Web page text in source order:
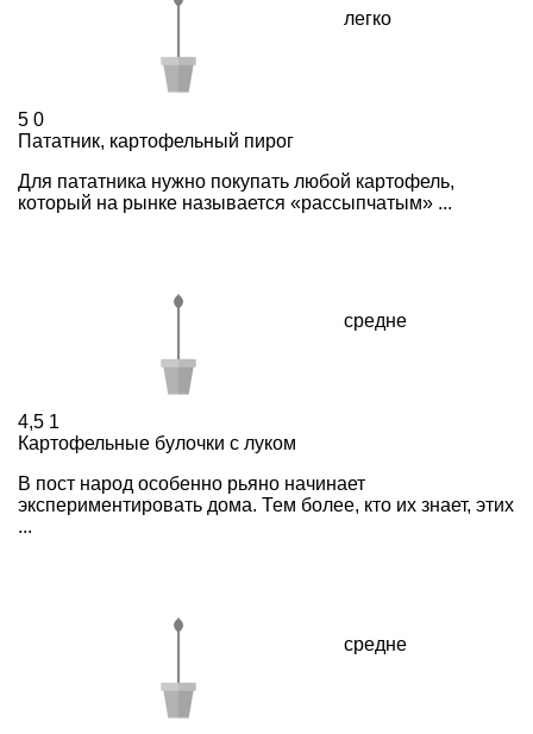
легко
5 0
Пататник, картофельный пирог
Для пататника нужно покупать любой картофель,
который на рынке называется «рассыпчатым» ...
средне
4,5 1
Картофельные булочки с луком
В пост народ особенно рьяно начинает
экспериментировать дома. Тем более, кто их знает, этих
...
средне